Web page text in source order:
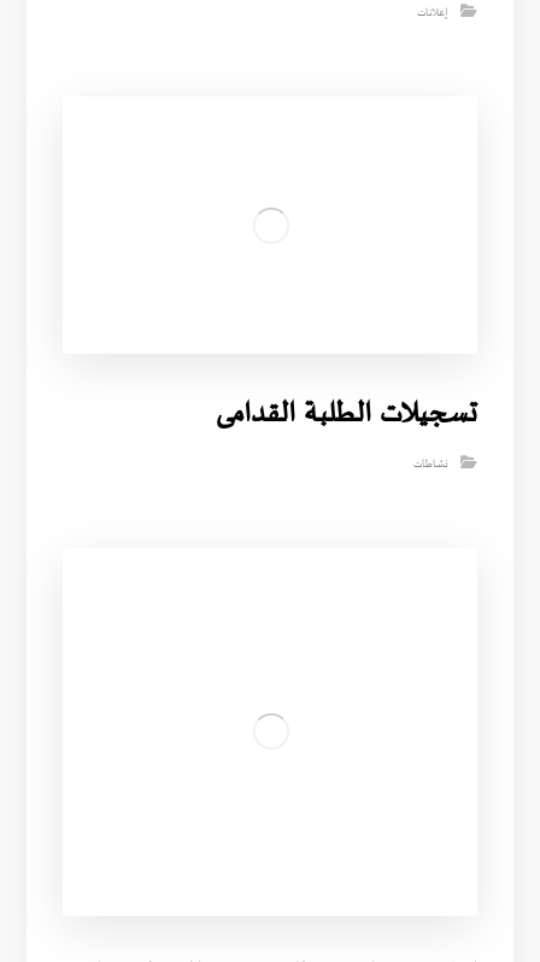
إعلانات
تسجيلات الطلبة القدامى
نشاطات